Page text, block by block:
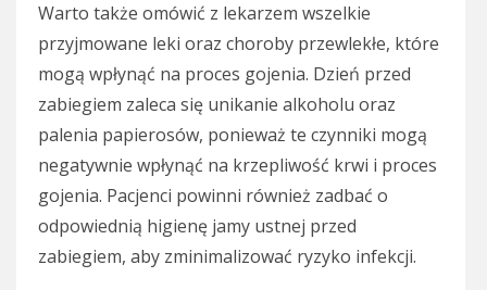
Warto także omówić z lekarzem wszelkie
przyjmowane leki oraz choroby przewlekłe, które
mogą wpłynąć na proces gojenia. Dzień przed
zabiegiem zaleca się unikanie alkoholu oraz
palenia papierosów, ponieważ te czynniki mogą
negatywnie wpłynąć na krzepliwość krwi i proces
gojenia. Pacjenci powinni również zadbać o
odpowiednią higienę jamy ustnej przed
zabiegiem, aby zminimalizować ryzyko infekcji.